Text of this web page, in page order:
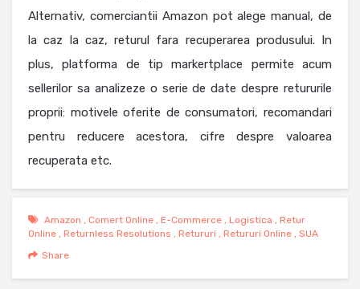
Alternativ, comerciantii Amazon pot alege manual, de
la caz la caz, returul fara recuperarea produsului. In
plus, platforma de tip markertplace permite acum
sellerilor sa analizeze o serie de date despre retururile
proprii: motivele oferite de consumatori, recomandari
pentru reducere acestora, cifre despre valoarea
recuperata etc.
Amazon Comert Online E-Commerce Logistica
Retur
Online
Returnless Resolutions Retururi Retururi Online
SUA
Share